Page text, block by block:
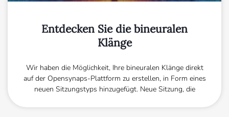
Entdecken Sie die bineuralen
Klänge
Wir haben die Möglichkeit, Ihre bineuralen Klänge direkt
auf der Opensynaps-Plattform zu erstellen, in Form eines
neuen Sitzungstyps hinzugefügt. Neue Sitzung, die